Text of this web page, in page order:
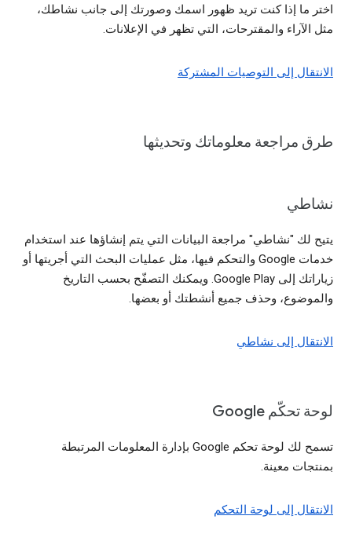
اختر ما إذا كنت تريد ظهور اسمك وصورتك إلى جانب نشاطك،
مثل الآراء والمقترحات، التي تظهر في الإعلانات.
الانتقال إلى التوصيات المشتركة
طرق مراجعة معلوماتك وتحديثها
نشاطي
يتيح لك "نشاطي" مراجعة البيانات التي يتم إنشاؤها عند استخدام
خدمات Google والتحكم فيها، مثل عمليات البحث التي أجريتها أو
زياراتك إلى Google Play. ويمكنك التصفّح بحسب التاريخ
والموضوع، وحذف جميع أنشطتك أو بعضها.
الانتقال إلى نشاطي
لوحة تحكّم Google
تسمح لك لوحة تحكم Google بإدارة المعلومات المرتبطة
بمنتجات معينة.
الانتقال إلى لوحة التحكم